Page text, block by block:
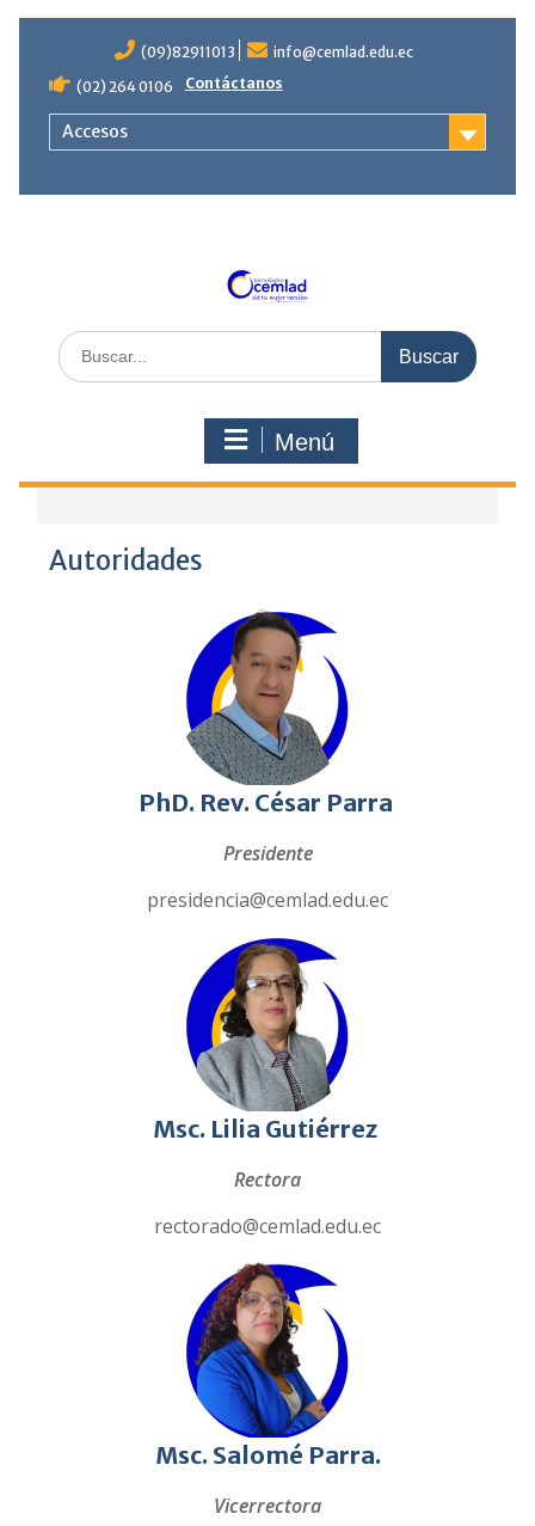
(09)82911013
info@cemlad.edu.ec
(02) 264 0106
Contáctanos
Accesos
Buscar
por:
Menú
Autoridades
PhD. Rev. César Parra
Presidente
presidencia@cemlad.edu.ec
Msc. Lilia Gutiérrez
Rectora
rectorado@cemlad.edu.ec
Msc. Salomé Parra.
Vicerrectora